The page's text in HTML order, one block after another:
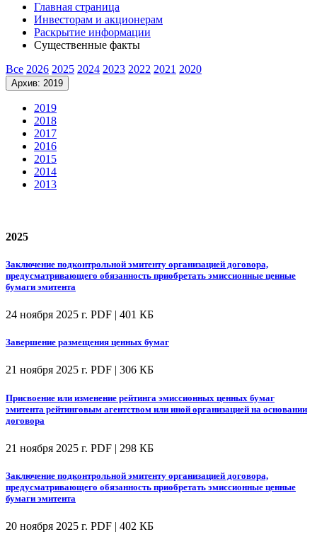
Главная страница
Инвесторам и акционерам
Раскрытие информации
Существенные факты
Все 2026 2025 2024 2023 2022 2021 2020
Архив: 2019
2019
2018
2017
2016
2015
2014
2013
2025
Заключение подконтрольной эмитенту организацией договора,
предусматривающего обязанность приобретать эмиссионные ценные
бумаги эмитента
24 ноября 2025 г. PDF | 401 КБ
Завершение размещения ценных бумаг
21 ноября 2025 г. PDF | 306 КБ
Присвоение или изменение рейтинга эмиссионных ценных бумаг
эмитента рейтинговым агентством или иной организацией на основании
договора
21 ноября 2025 г. PDF | 298 КБ
Заключение подконтрольной эмитенту организацией договора,
предусматривающего обязанность приобретать эмиссионные ценные
бумаги эмитента
20 ноября 2025 г. PDF | 402 КБ